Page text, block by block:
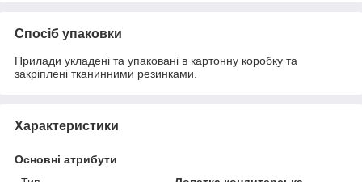
Спосіб упаковки
Прилади укладені та упаковані в картонну коробку та
закріплені тканинними резинками.
Характеристики
Основні атрибути